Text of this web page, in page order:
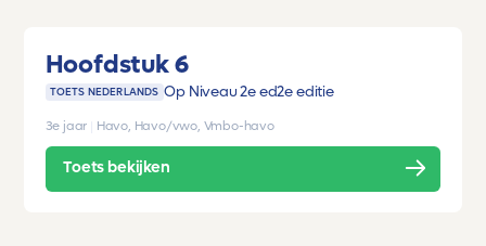
Hoofdstuk 6
TOETS NEDERLANDS Op Niveau 2e ed2e editie
3e jaar Havo, Havo/vwo, Vmbo-havo
Toets bekijken